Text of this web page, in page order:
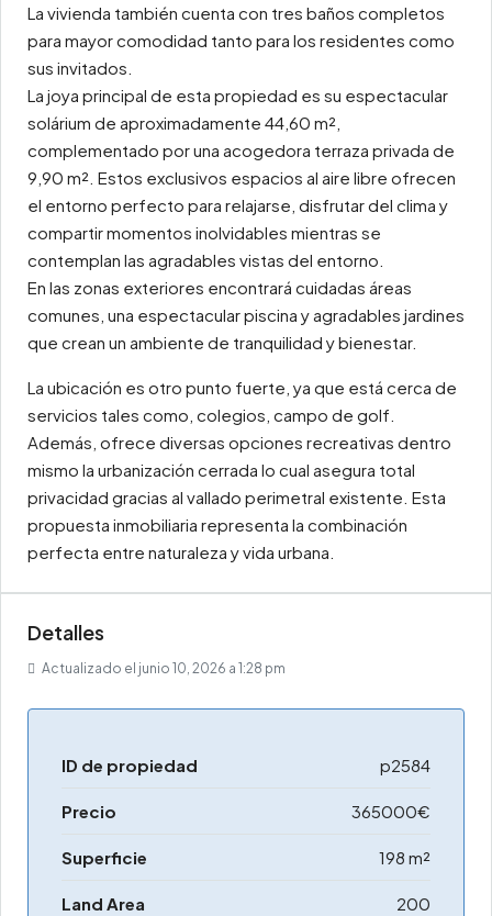
La vivienda también cuenta con tres baños completos
para mayor comodidad tanto para los residentes como
sus invitados.
La joya principal de esta propiedad es su espectacular
solárium de aproximadamente 44,60 m²,
complementado por una acogedora terraza privada de
9,90 m². Estos exclusivos espacios al aire libre ofrecen
el entorno perfecto para relajarse, disfrutar del clima y
compartir momentos inolvidables mientras se
contemplan las agradables vistas del entorno.
En las zonas exteriores encontrará cuidadas áreas
comunes, una espectacular piscina y agradables jardines
que crean un ambiente de tranquilidad y bienestar.
La ubicación es otro punto fuerte, ya que está cerca de
servicios tales como, colegios, campo de golf.
Además, ofrece diversas opciones recreativas dentro
mismo la urbanización cerrada lo cual asegura total
privacidad gracias al vallado perimetral existente. Esta
propuesta inmobiliaria representa la combinación
perfecta entre naturaleza y vida urbana.
Detalles
Actualizado el junio 10, 2026 a 1:28 pm
ID de propiedad p2584
Precio 365000€
Superficie 198 m²
Land Area 200